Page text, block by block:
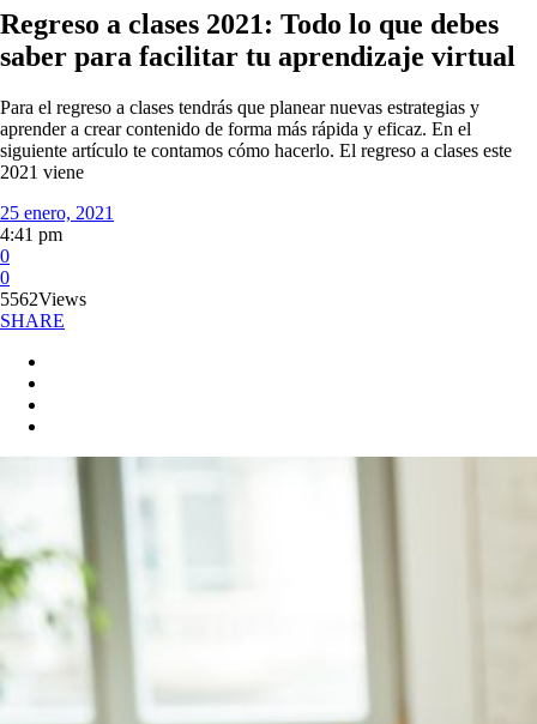
Regreso a clases 2021: Todo lo que debes
saber para facilitar tu aprendizaje virtual
Para el regreso a clases tendrás que planear nuevas estrategias y
aprender a crear contenido de forma más rápida y eficaz. En el
siguiente artículo te contamos cómo hacerlo. El regreso a clases este
2021 viene
25 enero, 2021
4:41 pm
0
0
5562Views
SHARE